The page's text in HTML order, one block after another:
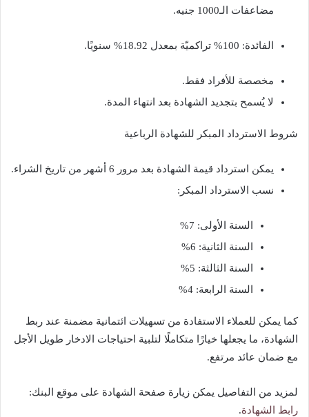
مضاعفات الـ1000 جنيه.
الفائدة: 100% تراكميّة بمعدل 18.92% سنويًا.
مخصصة للأفراد فقط.
لا يُسمح بتجديد الشهادة بعد انتهاء المدة.
شروط الاسترداد المبكر للشهادة الرباعية
يمكن استرداد قيمة الشهادة بعد مرور 6 أشهر من تاريخ الشراء.
نسب الاسترداد المبكر:
السنة الأولى: 7%
السنة الثانية: 6%
السنة الثالثة: 5%
السنة الرابعة: 4%
كما يمكن للعملاء الاستفادة من تسهيلات ائتمانية مضمنة عند ربط
الشهادة، ما يجعلها خيارًا متكاملًا لتلبية احتياجات الادخار طويل الأجل
مع ضمان عائد مرتفع.
لمزيد من التفاصيل يمكن زيارة صفحة الشهادة على موقع البنك:
رابط الشهادة.